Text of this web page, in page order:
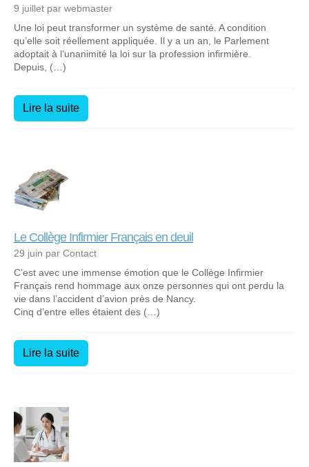
9 juillet par webmaster
Une loi peut transformer un système de santé. A condition
qu’elle soit réellement appliquée. Il y a un an, le Parlement
adoptait à l’unanimité la loi sur la profession infirmière.
Depuis, (…)
Lire la suite
Le Collège Infirmier Français en deuil
29 juin par Contact
C’est avec une immense émotion que le Collège Infirmier
Français rend hommage aux onze personnes qui ont perdu la
vie dans l’accident d’avion près de Nancy.
Cinq d’entre elles étaient des (…)
Lire la suite